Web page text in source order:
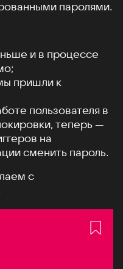
паролями.
и в процессе
пришли к
пользователя в
теперь —
на
сменить пароль.
с